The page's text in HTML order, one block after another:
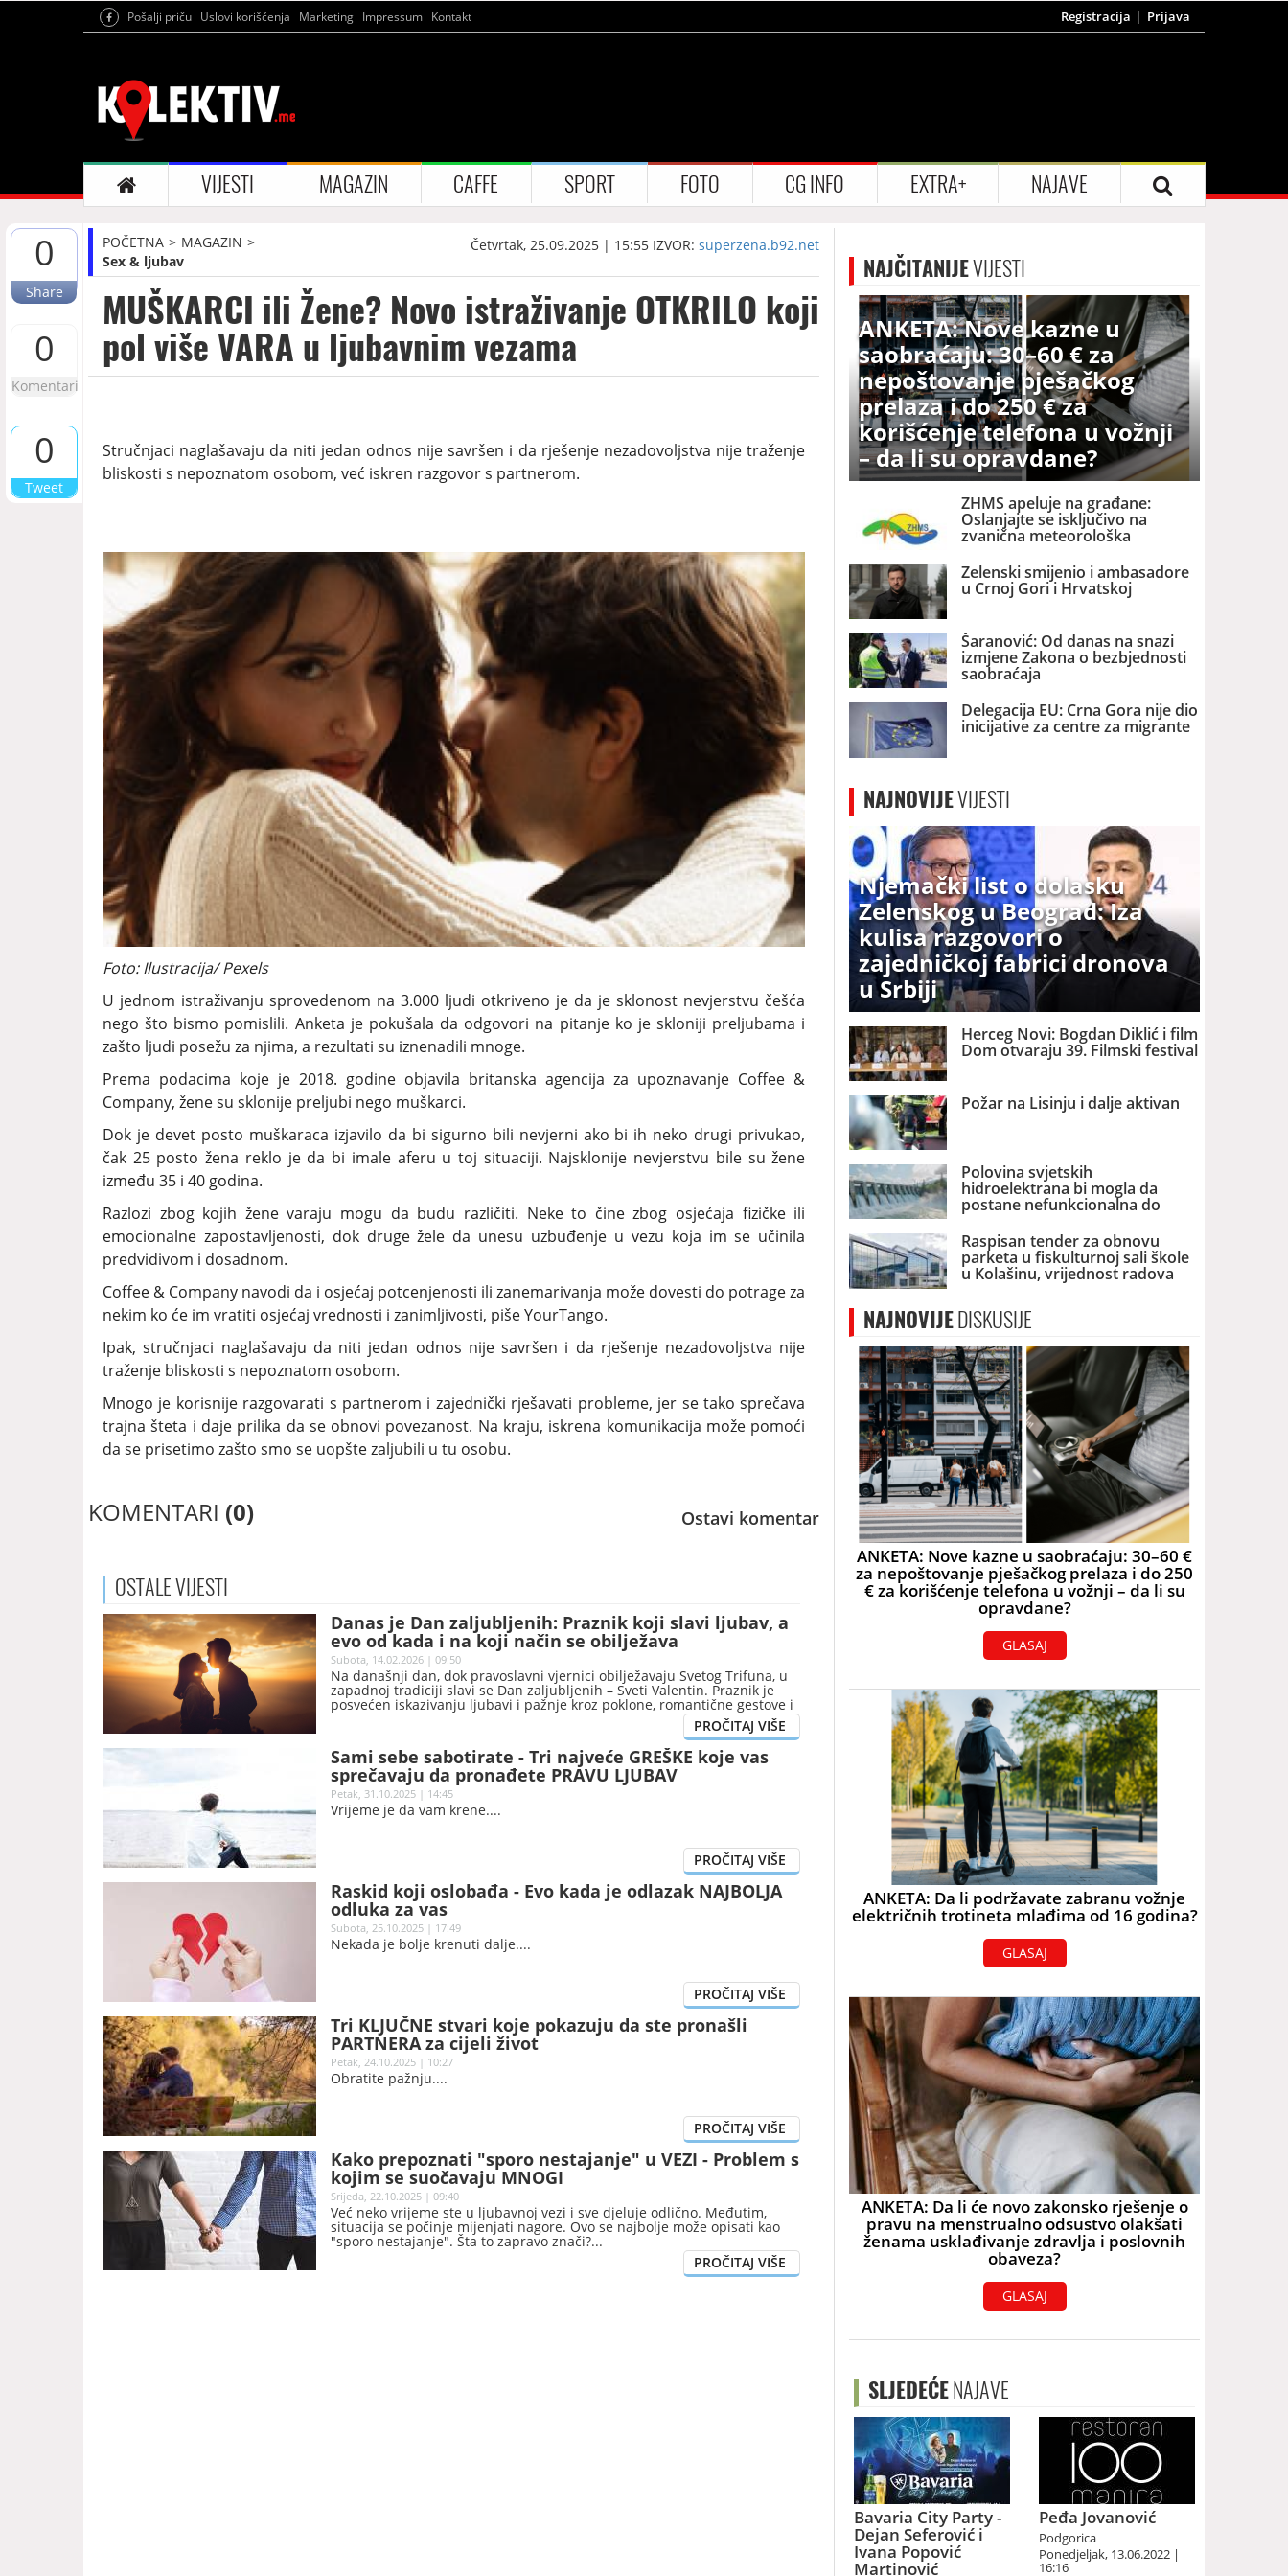
Pošalji priču Uslovi korišćenja Marketing Impressum Kontakt Registracija Prijava
VIJESTI MAGAZIN CAFFE SPORT FOTO CG INFO EXTRA+ NAJAVE
0
Share
0
Komentari
0
Tweet
POČETNA
MAGAZIN
Sex & ljubav
Četvrtak, 25.09.2025 | 15:55 IZVOR:superzena.b92.net
MUŠKARCI ili Žene? Novo istraživanje OTKRILO koji
pol više VARA u ljubavnim vezama
Stručnjaci naglašavaju da niti jedan odnos nije savršen i da rješenje nezadovoljstva nije traženje
bliskosti s nepoznatom osobom, već iskren razgovor s partnerom.
Foto: Ilustracija/ Pexels
U jednom istraživanju sprovedenom na 3.000 ljudi otkriveno je da je sklonost nevjerstvu češća
nego što bismo pomislili. Anketa je pokušala da odgovori na pitanje ko je skloniji preljubama i
zašto ljudi posežu za njima, a rezultati su iznenadili mnoge.
Prema podacima koje je 2018. godine objavila britanska agencija za upoznavanje Coffee &
Company, žene su sklonije preljubi nego muškarci.
Dok je devet posto muškaraca izjavilo da bi sigurno bili nevjerni ako bi ih neko drugi privukao,
čak 25 posto žena reklo je da bi imale aferu u toj situaciji. Najsklonije nevjerstvu bile su žene
između 35 i 40 godina.
Razlozi zbog kojih žene varaju mogu da budu različiti. Neke to čine zbog osjećaja fizičke ili
emocionalne zapostavljenosti, dok druge žele da unesu uzbuđenje u vezu koja im se učinila
predvidivom i dosadnom.
Coffee & Company navodi da i osjećaj potcenjenosti ili zanemarivanja može dovesti do potrage za
nekim ko će im vratiti osjećaj vrednosti i zanimljivosti, piše YourTango.
Ipak, stručnjaci naglašavaju da niti jedan odnos nije savršen i da rješenje nezadovoljstva nije
traženje bliskosti s nepoznatom osobom.
Mnogo je korisnije razgovarati s partnerom i zajednički rješavati probleme, jer se tako sprečava
trajna šteta i daje prilika da se obnovi povezanost. Na kraju, iskrena komunikacija može pomoći
da se prisetimo zašto smo se uopšte zaljubili u tu osobu.
KOMENTARI (0) Ostavi komentar
OSTALEVIJESTI
Danas je Dan zaljubljenih: Praznik koji slavi ljubav, a
evo od kada i na koji način se obilježava
Subota, 14.02.2026 | 09:50
Na današnji dan, dok pravoslavni vjernici obilježavaju Svetog Trifuna, u
zapadnoj tradiciji slavi se Dan zaljubljenih – Sveti Valentin. Praznik je
posvećen iskazivanju ljubavi i pažnje kroz poklone, romantične gestove i
zajedničke trenutke, ali ga, pored emotivne dimenzije, prate i gužve u
prodavnicama i pojačana potrošnja. Prema pojedinim istorijskim
tumačenjima, njegovi korijeni sežu do rimskih festivala plodnosti.
Sami sebe sabotirate - Tri najveće GREŠKE koje vas
sprečavaju da pronađete PRAVU LJUBAV
Petak, 31.10.2025 | 14:45
Vrijeme je da vam krene.
Raskid koji oslobađa - Evo kada je odlazak NAJBOLJA
odluka za vas
Subota, 25.10.2025 | 17:49
Nekada je bolje krenuti dalje.
Tri KLJUČNE stvari koje pokazuju da ste pronašli
PARTNERA za cijeli život
Petak, 24.10.2025 | 10:27
Obratite pažnju.
Kako prepoznati "sporo nestajanje" u VEZI - Problem s
kojim se suočavaju MNOGI
Srijeda, 22.10.2025 | 09:40
Već neko vrijeme ste u ljubavnoj vezi i sve djeluje odlično. Međutim,
situacija se počinje mijenjati nagore. Ovo se najbolje može opisati kao
"sporo nestajanje". Šta to zapravo znači?
NAJČITANIJEVIJESTI
ANKETA: Nove kazne u
saobraćaju: 30–60 € za
nepoštovanje pješačkog
prelaza i do 250 € za
korišćenje telefona u vožnji
– da li su opravdane?
ZHMS apeluje na građane:
Oslanjajte se isključivo na
zvanična meteorološka
Zelenski smijenio i ambasadore
u Crnoj Gori i Hrvatskoj
Šaranović: Od danas na snazi
izmjene Zakona o bezbjednosti
saobraćaja
Delegacija EU: Crna Gora nije dio
inicijative za centre za migrante
NAJNOVIJEVIJESTI
Njemački list o dolasku
Zelenskog u Beograd: Iza
kulisa razgovori o
zajedničkoj fabrici dronova
u Srbiji
Herceg Novi: Bogdan Diklić i film
Dom otvaraju 39. Filmski festival
Požar na Lisinju i dalje aktivan
Polovina svjetskih
hidroelektrana bi mogla da
postane nefunkcionalna do
2060. godine
Raspisan tender za obnovu
parketa u fiskulturnoj sali škole
u Kolašinu, vrijednost radova
skoro 40.000 eura
NAJNOVIJEDISKUSIJE
ANKETA: Nove kazne u saobraćaju: 30–60 €
za nepoštovanje pješačkog prelaza i do 250
€ za korišćenje telefona u vožnji – da li su
opravdane?
GLASAJ
ANKETA: Da li podržavate zabranu vožnje
električnih trotineta mlađima od 16 godina?
GLASAJ
ANKETA: Da li će novo zakonsko rješenje o
pravu na menstrualno odsustvo olakšati
ženama usklađivanje zdravlja i poslovnih
obaveza?
GLASAJ
SLJEDEĆENAJAVE
Bavaria City Party -
Dejan Seferović i
Ivana Popović
Martinović
Peđa Jovanović
Podgorica
Ponedjeljak, 13.06.2022 |
16:16